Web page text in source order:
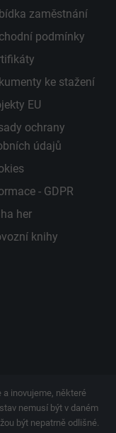
zaměstnání
podmínky
ke stažení
EU
ochrany
údajů
- GDPR
her
knihy
inovujeme, některé
nemusí být v daném
být nepatrně odlišné.